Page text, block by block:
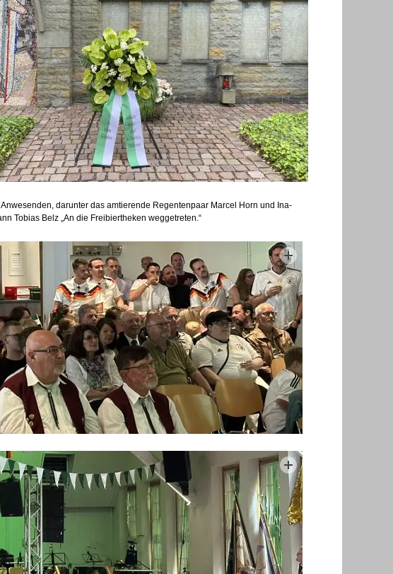
darunter das amtierende Regentenpaar Marcel Horn und Ina-
Tobias Belz „An die Freibiertheken weggetreten.“